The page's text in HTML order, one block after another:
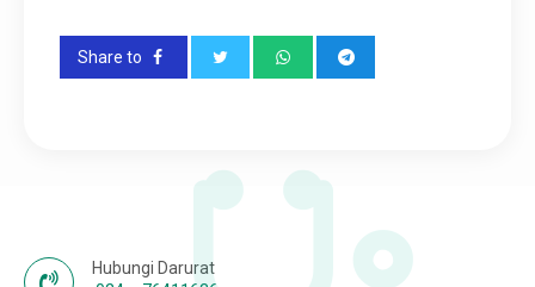
Share to
Hubungi Darurat